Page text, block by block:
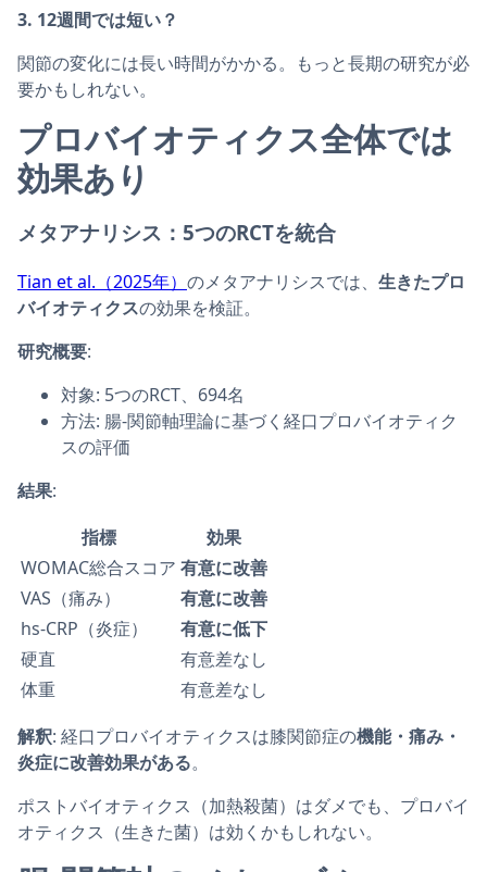
3. 12週間では短い？
関節の変化には長い時間がかかる。もっと長期の研究が必
要かもしれない。
プロバイオティクス全体では
効果あり
メタアナリシス：5つのRCTを統合
Tian et al.（2025年） のメタアナリシスでは、 生きたプロ
バイオティクスの効果を検証。
研究概要:
対象: 5つのRCT、694名
方法: 腸-関節軸理論に基づく経口プロバイオティク
スの評価
結果:
指標
効果
WOMAC総合スコア 有意に改善
VAS（痛み）
有意に改善
hs-CRP（炎症）
有意に低下
硬直
有意差なし
体重
有意差なし
解釈: 経口プロバイオティクスは膝関節症の機能・痛み・
炎症に改善効果がある。
ポストバイオティクス（加熱殺菌）はダメでも、プロバイ
オティクス（生きた菌）は効くかもしれない。